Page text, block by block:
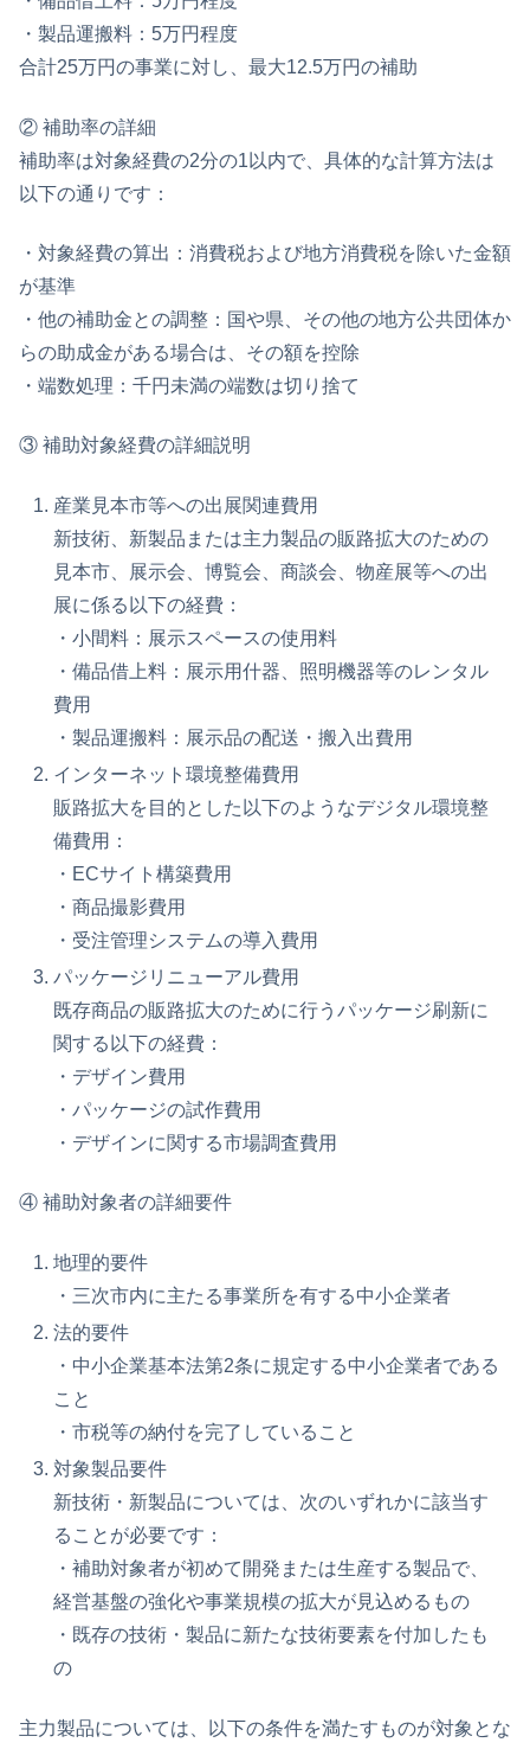
・製品運搬料：5万円程度
合計25万円の事業に対し、最大12.5万円の補助
② 補助率の詳細
補助率は対象経費の2分の1以内で、具体的な計算方法は
以下の通りです：
・対象経費の算出：消費税および地方消費税を除いた金額
が基準
・他の補助金との調整：国や県、その他の地方公共団体か
らの助成金がある場合は、その額を控除
・端数処理：千円未満の端数は切り捨て
③ 補助対象経費の詳細説明
産業見本市等への出展関連費用
新技術、新製品または主力製品の販路拡大のための
見本市、展示会、博覧会、商談会、物産展等への出
展に係る以下の経費：
・小間料：展示スペースの使用料
・備品借上料：展示用什器、照明機器等のレンタル
費用
・製品運搬料：展示品の配送・搬入出費用
インターネット環境整備費用
販路拡大を目的とした以下のようなデジタル環境整
備費用：
・ECサイト構築費用
・商品撮影費用
・受注管理システムの導入費用
パッケージリニューアル費用
既存商品の販路拡大のために行うパッケージ刷新に
関する以下の経費：
・デザイン費用
・パッケージの試作費用
・デザインに関する市場調査費用
④ 補助対象者の詳細要件
地理的要件
・三次市内に主たる事業所を有する中小企業者
法的要件
・中小企業基本法第2条に規定する中小企業者である
こと
・市税等の納付を完了していること
対象製品要件
新技術・新製品については、次のいずれかに該当す
ることが必要です：
・補助対象者が初めて開発または生産する製品で、
経営基盤の強化や事業規模の拡大が見込めるもの
・既存の技術・製品に新たな技術要素を付加したも
の
主力製品については、以下の条件を満たすものが対象とな